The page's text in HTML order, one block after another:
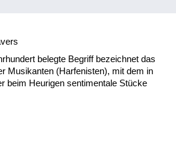
Kategorie
Natur und Landwirtschaft
belegte Begriff bezeichnet das
Musikanten (Harfenisten), mit dem in
beim Heurigen sentimentale Stücke